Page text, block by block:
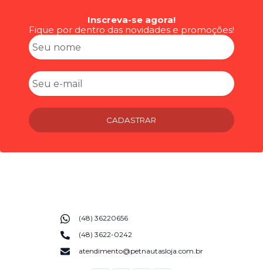
Inscreva-se agora!
Fique por dentro das novidades e promoções!
CADASTRAR
(48) 36220656
(48) 3622-0242
atendimento@petnautasloja.com.br